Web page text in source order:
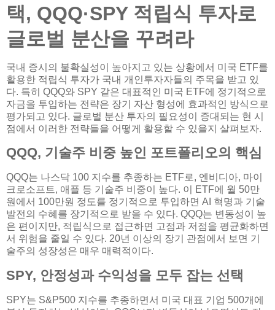
택, QQQ·SPY 적립식 투자로
글로벌 분산을 꾸려라
국내 증시의 불확실성이 높아지고 있는 상황에서 미국 ETF를
활용한 적립식 투자가 국내 개인투자자들의 주목을 받고 있
다. 특히 QQQ와 SPY 같은 대표적인 미국 ETF에 정기적으로
자금을 투입하는 전략은 장기 자산 형성에 효과적인 방식으로
평가되고 있다. 글로벌 분산 투자의 필요성이 증대되는 현 시
점에서 이러한 전략들을 어떻게 활용할 수 있을지 살펴보자.
QQQ, 기술주 비중 높인 포트폴리오의 핵심
QQQ는 나스닥 100 지수를 추종하는 ETF로, 엔비디아, 마이
크로소프트, 애플 등 기술주 비중이 높다. 이 ETF에 월 50만
원에서 100만원 정도를 정기적으로 투입하면 AI 혁명과 기술
발전의 수혜를 장기적으로 받을 수 있다. QQQ는 변동성이 높
은 편이지만, 적립식으로 접근하면 고점과 저점을 평균화하면
서 위험을 줄일 수 있다. 20년 이상의 장기 관점에서 보면 기
술주의 성장성은 매우 매력적이다.
SPY, 안정성과 수익성을 모두 잡는 선택
SPY는 S&P500 지수를 추종하면서 미국 대표 기업 500개에